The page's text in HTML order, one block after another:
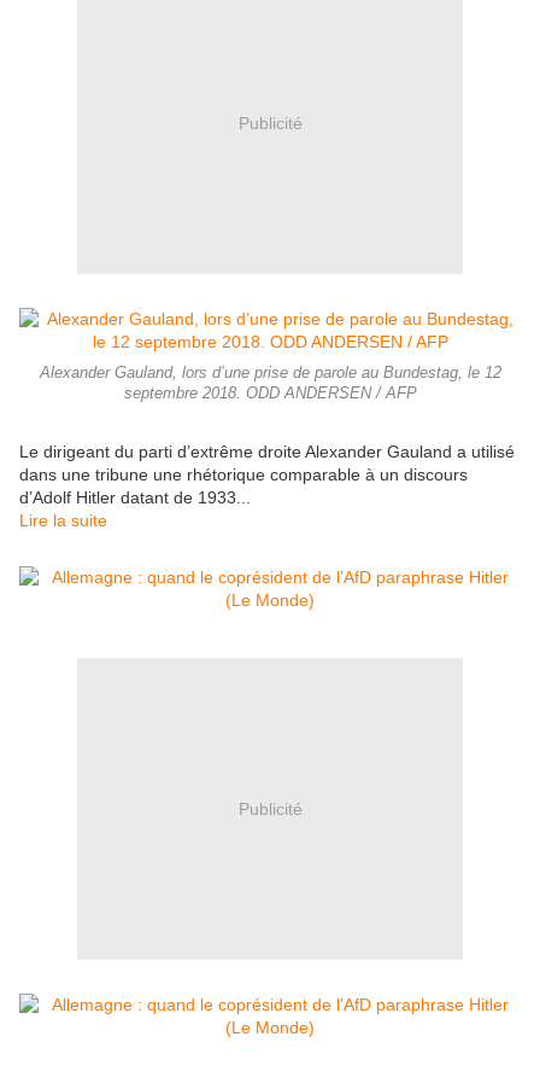
Publicité
Alexander Gauland, lors d’une prise de parole au Bundestag, le 12
septembre 2018. ODD ANDERSEN / AFP
Le dirigeant du parti d’extrême droite Alexander Gauland a utilisé
dans une tribune une rhétorique comparable à un discours
d’Adolf Hitler datant de 1933...
Lire la suite
Publicité